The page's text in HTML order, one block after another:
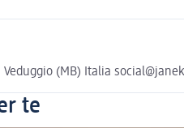
(MB) Italia
te